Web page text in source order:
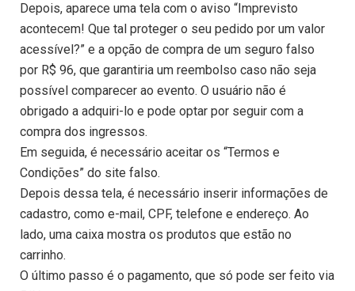
Depois, aparece uma tela com o aviso “Imprevisto
acontecem! Que tal proteger o seu pedido por um valor
acessível?” e a opção de compra de um seguro falso
por R$ 96, que garantiria um reembolso caso não seja
possível comparecer ao evento. O usuário não é
obrigado a adquiri-lo e pode optar por seguir com a
compra dos ingressos.
Em seguida, é necessário aceitar os “Termos e
Condições” do site falso.
Depois dessa tela, é necessário inserir informações de
cadastro, como e-mail, CPF, telefone e endereço. Ao
lado, uma caixa mostra os produtos que estão no
carrinho.
O último passo é o pagamento, que só pode ser feito via